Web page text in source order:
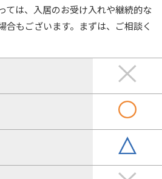
ては、入居のお受け入れや継続的な
合もございます。まずは、ご相談く